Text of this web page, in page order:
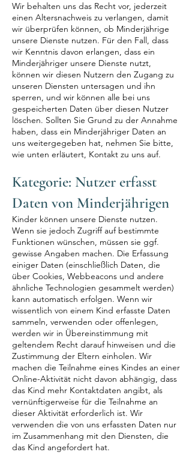
Wir behalten uns das Recht vor, jederzeit
einen Altersnachweis zu verlangen, damit
wir überprüfen können, ob Minderjährige
unsere Dienste nutzen. Für den Fall, dass
wir Kenntnis davon erlangen, dass ein
Minderjähriger unsere Dienste nutzt,
können wir diesen Nutzern den Zugang zu
unseren Diensten untersagen und ihn
sperren, und wir können alle bei uns
gespeicherten Daten über diesen Nutzer
löschen. Sollten Sie Grund zu der Annahme
haben, dass ein Minderjähriger Daten an
uns weitergegeben hat, nehmen Sie bitte,
wie unten erläutert, Kontakt zu uns auf.
Kategorie: Nutzer erfasst
Daten von Minderjährigen
Kinder können unsere Dienste nutzen.
Wenn sie jedoch Zugriff auf bestimmte
Funktionen wünschen, müssen sie ggf.
gewisse Angaben machen. Die Erfassung
einiger Daten (einschließlich Daten, die
über Cookies, Webbeacons und andere
ähnliche Technologien gesammelt werden)
kann automatisch erfolgen. Wenn wir
wissentlich von einem Kind erfasste Daten
sammeln, verwenden oder offenlegen,
werden wir in Übereinstimmung mit
geltendem Recht darauf hinweisen und die
Zustimmung der Eltern einholen. Wir
machen die Teilnahme eines Kindes an einer
Online-Aktivität nicht davon abhängig, dass
das Kind mehr Kontaktdaten angibt, als
vernünftigerweise für die Teilnahme an
dieser Aktivität erforderlich ist. Wir
verwenden die von uns erfassten Daten nur
im Zusammenhang mit den Diensten, die
das Kind angefordert hat.